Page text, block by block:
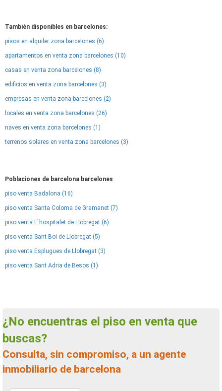
También disponibles en barcelones:
pisos en alquiler zona barcelones (6)
apartamentos en venta zona barcelones (10)
casas en venta zona barcelones (8)
edificios en venta zona barcelones (3)
empresas en venta zona barcelones (2)
locales en venta zona barcelones (26)
naves en venta zona barcelones (1)
terrenos solares en venta zona barcelones (3)
Poblaciones de barcelona barcelones
piso venta Badalona (16)
piso venta Santa Coloma de Gramanet (7)
piso venta L`hospitalet de Llobregat (6)
piso venta Sant Boi de Llobregat (5)
piso venta Esplugues de Llobregat (3)
piso venta Sant Adria de Besos (1)
¿No encuentras el piso en venta que
buscas?
Consulta, sin compromiso, a un agente
inmobiliario de barcelona